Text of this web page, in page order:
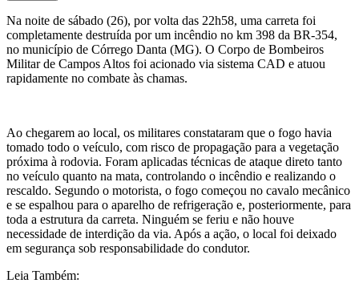
Na noite de sábado (26), por volta das 22h58, uma carreta foi
completamente destruída por um incêndio no km 398 da BR-354,
no município de Córrego Danta (MG). O Corpo de Bombeiros
Militar de Campos Altos foi acionado via sistema CAD e atuou
rapidamente no combate às chamas.
Ao chegarem ao local, os militares constataram que o fogo havia
tomado todo o veículo, com risco de propagação para a vegetação
próxima à rodovia. Foram aplicadas técnicas de ataque direto tanto
no veículo quanto na mata, controlando o incêndio e realizando o
rescaldo. Segundo o motorista, o fogo começou no cavalo mecânico
e se espalhou para o aparelho de refrigeração e, posteriormente, para
toda a estrutura da carreta. Ninguém se feriu e não houve
necessidade de interdição da via. Após a ação, o local foi deixado
em segurança sob responsabilidade do condutor.
Leia Também: